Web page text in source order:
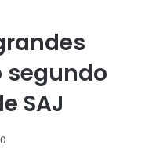
segundo
SAJ
0